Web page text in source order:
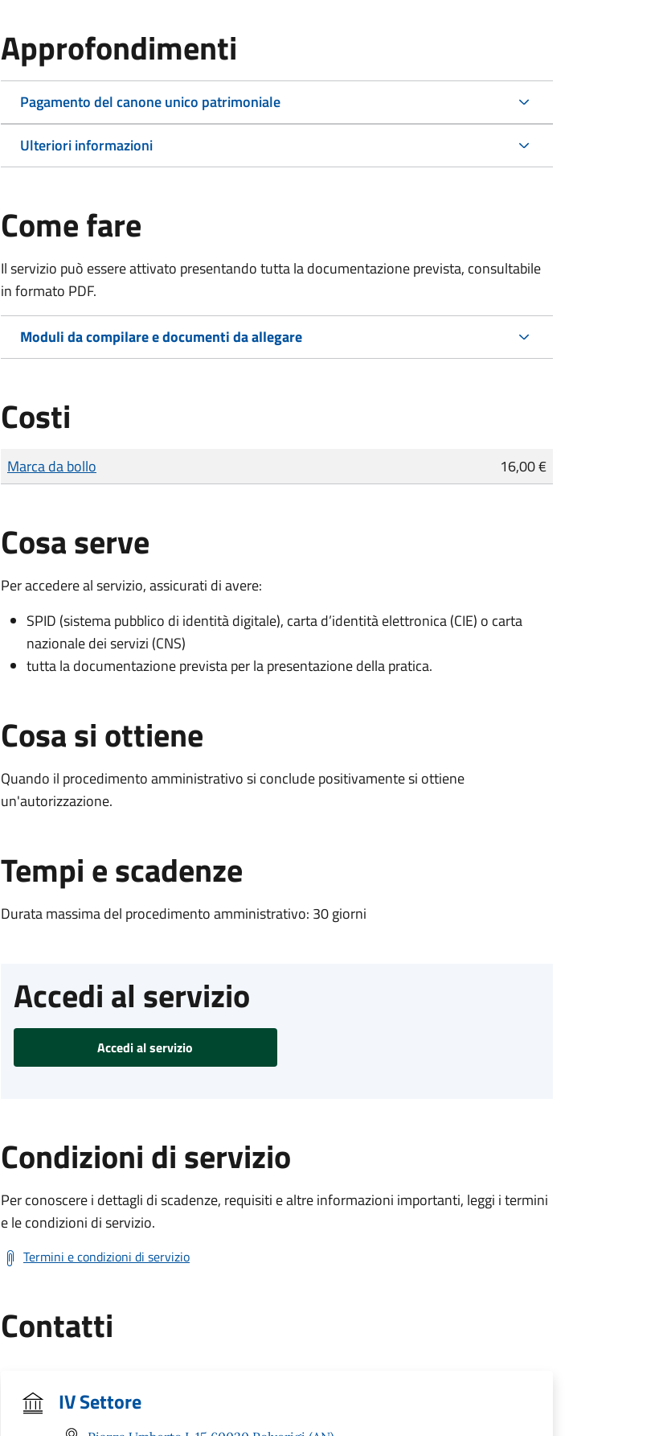
Approfondimenti
Pagamento del canone unico patrimoniale
Ulteriori informazioni
Come fare
Il servizio può essere attivato presentando tutta la documentazione prevista, consultabile
in formato PDF.
Moduli da compilare e documenti da allegare
Costi
Tipo di pagamento
Importo
Marca da bollo 16,00 €
Cosa serve
Per accedere al servizio, assicurati di avere:
SPID (sistema pubblico di identità digitale), carta d’identità elettronica (CIE) o carta
nazionale dei servizi (CNS)
tutta la documentazione prevista per la presentazione della pratica.
Cosa si ottiene
Quando il procedimento amministrativo si conclude positivamente si ottiene
un'autorizzazione.
Tempi e scadenze
Durata massima del procedimento amministrativo: 30 giorni
Accedi al servizio
Accedi al servizio
Condizioni di servizio
Per conoscere i dettagli di scadenze, requisiti e altre informazioni importanti, leggi i termini
e le condizioni di servizio.
Termini e condizioni di servizio
Contatti
IV Settore